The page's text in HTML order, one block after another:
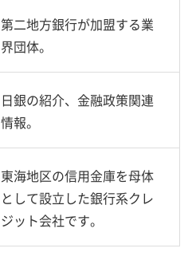
第二地方銀行が加盟する業
界団体。
日銀の紹介、金融政策関連
情報。
東海地区の信用金庫を母体
として設立した銀行系クレ
ジット会社です。